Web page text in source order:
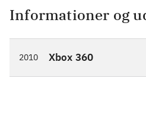
inspireret verden
Rivellon. Man kan
warrior, ranger eller
men der er mulighed
skifte undervejs. I
Informationer og
2010 Xbox 360